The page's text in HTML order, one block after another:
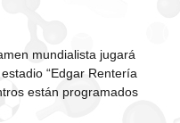
mundialista jugará
“Edgar Rentería
están programados